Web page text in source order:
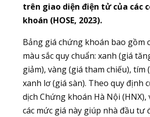
trên giao diện điện tử của các
khoán (HOSE, 2023).
Bảng giá chứng khoán bao gồm
màu sắc quy chuẩn: xanh (giá
giảm), vàng (giá tham chiếu), tím
xanh lơ (giá sàn). Theo quy định
dịch Chứng khoán Hà Nội (HNX),
các mức giá này giúp nhà đầu tư